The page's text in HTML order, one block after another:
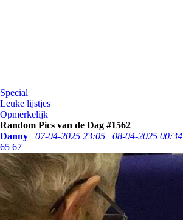
Special
Leuke lijstjes
Opmerkelijk
Random Pics van de Dag #1562
Danny
07-04-2025 23:05 08-04-2025 00:34
65 67